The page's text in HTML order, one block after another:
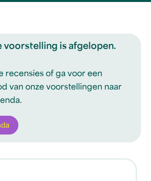
voorstelling is afgelopen.
recensies of ga voor een
van onze voorstellingen naar